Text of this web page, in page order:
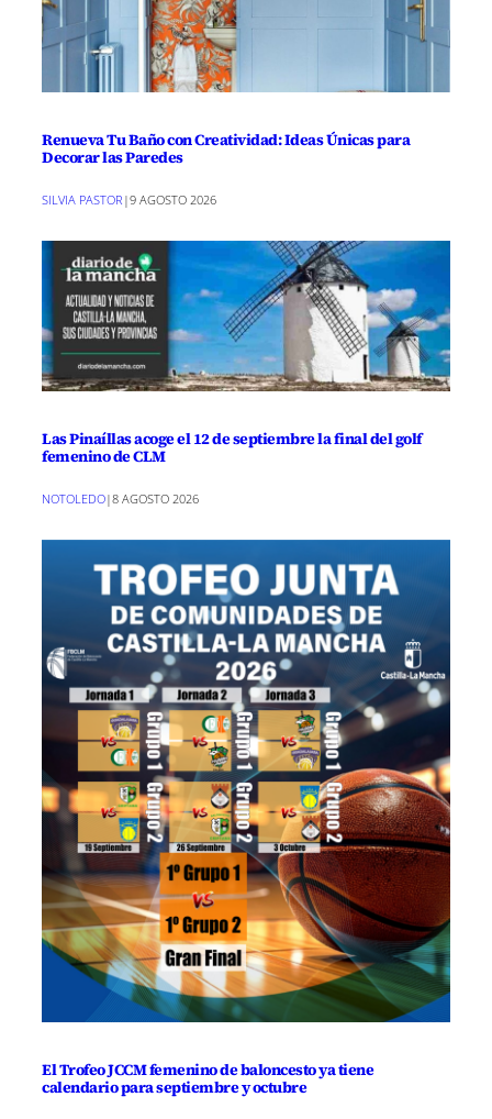
Renueva Tu Baño con Creatividad: Ideas Únicas para
Decorar las Paredes
SILVIA PASTOR |9 AGOSTO 2026
Las Pinaíllas acoge el 12 de septiembre la final del golf
femenino de CLM
NOTOLEDO|8 AGOSTO 2026
El Trofeo JCCM femenino de baloncesto ya tiene
calendario para septiembre y octubre